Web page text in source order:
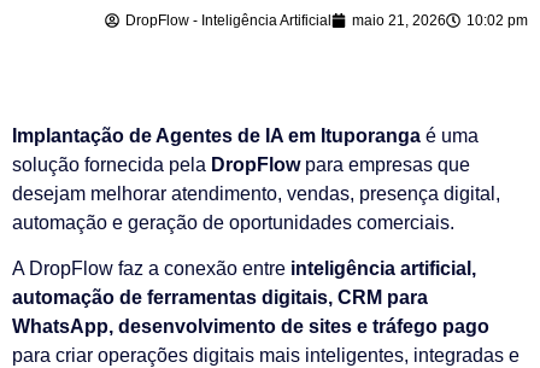
DropFlow - Inteligência Artificial maio 21, 2026 10:02 pm
Implantação de Agentes de IA em Ituporanga é uma
solução fornecida pela DropFlowpara empresas que
desejam melhorar atendimento, vendas, presença digital,
automação e geração de oportunidades comerciais.
A DropFlow faz a conexão entre inteligência artificial,
automação de ferramentas digitais, CRM para
WhatsApp, desenvolvimento de sites e tráfego pago
para criar operações digitais mais inteligentes, integradas e